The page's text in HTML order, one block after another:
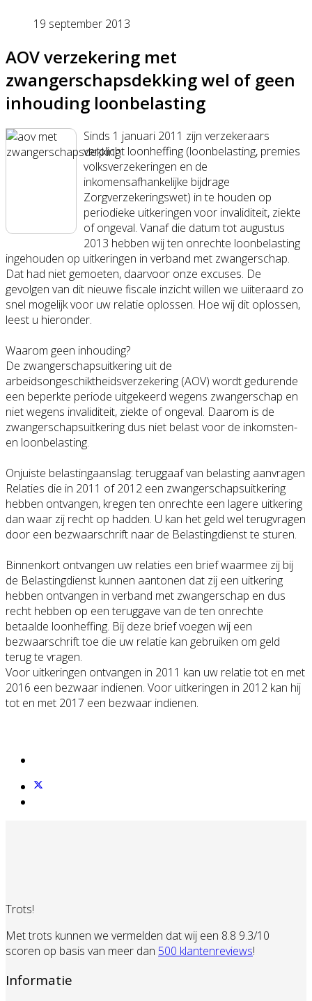
19 september 2013
AOV verzekering met
zwangerschapsdekking wel of geen
inhouding loonbelasting
Sinds 1 januari 2011 zijn verzekeraars
verplicht loonheffing (loonbelasting, premies
volksverzekeringen en de
inkomensafhankelijke bijdrage
Zorgverzekeringswet) in te houden op
periodieke uitkeringen voor invaliditeit, ziekte
of ongeval. Vanaf die datum tot augustus
2013 hebben wij ten onrechte loonbelasting
ingehouden op uitkeringen in verband met zwangerschap.
Dat had niet gemoeten, daarvoor onze excuses. De
gevolgen van dit nieuwe fiscale inzicht willen we uiiteraard zo
snel mogelijk voor uw relatie oplossen. Hoe wij dit oplossen,
leest u hieronder.
Waarom geen inhouding?
De zwangerschapsuitkering uit de
arbeidsongeschiktheidsverzekering (AOV) wordt gedurende
een beperkte periode uitgekeerd wegens zwangerschap en
niet wegens invaliditeit, ziekte of ongeval. Daarom is de
zwangerschapsuitkering dus niet belast voor de inkomsten-
en loonbelasting.
Onjuiste belastingaanslag: teruggaaf van belasting aanvragen
Relaties die in 2011 of 2012 een zwangerschapsuitkering
hebben ontvangen, kregen ten onrechte een lagere uitkering
dan waar zij recht op hadden. U kan het geld wel terugvragen
door een bezwaarschrift naar de Belastingdienst te sturen.
Binnenkort ontvangen uw relaties een brief waarmee zij bij
de Belastingdienst kunnen aantonen dat zij een uitkering
hebben ontvangen in verband met zwangerschap en dus
recht hebben op een teruggave van de ten onrechte
betaalde loonheffing. Bij deze brief voegen wij een
bezwaarschrift toe die uw relatie kan gebruiken om geld
terug te vragen.
Voor uitkeringen ontvangen in 2011 kan uw relatie tot en met
2016 een bezwaar indienen. Voor uitkeringen in 2012 kan hij
tot en met 2017 een bezwaar indienen.
Trots!
Met trots kunnen we vermelden dat wij een 8.8 9.3/10
scoren op basis van meer dan 500 klantenreviews!
Informatie